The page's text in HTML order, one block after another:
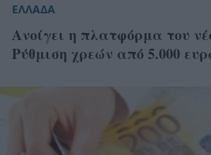
ΕΛΛΑΔΑ
Ανοίγει η πλατφόρμα του
Ρύθμιση χρεών από 5.000